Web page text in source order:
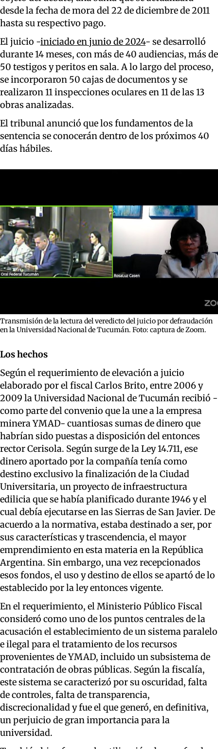
desde la fecha de mora del 22 de diciembre de 2011
hasta su respectivo pago.
El juicio -iniciado en junio de 2024- se desarrolló
durante 14 meses, con más de 40 audiencias, más de
50 testigos y peritos en sala. A lo largo del proceso,
se incorporaron 50 cajas de documentos y se
realizaron 11 inspecciones oculares en 11 de las 13
obras analizadas.
El tribunal anunció que los fundamentos de la
sentencia se conocerán dentro de los próximos 40
días hábiles.
Transmisión de la lectura del veredicto del juicio por defraudación
en la Universidad Nacional de Tucumán. Foto: captura de Zoom.
Los hechos
Según el requerimiento de elevación a juicio
elaborado por el fiscal Carlos Brito, entre 2006 y
2009 la Universidad Nacional de Tucumán recibió -
como parte del convenio que la une a la empresa
minera YMAD- cuantiosas sumas de dinero que
habrían sido puestas a disposición del entonces
rector Cerisola. Según surge de la Ley 14.711, ese
dinero aportado por la compañía tenía como
destino exclusivo la finalización de la Ciudad
Universitaria, un proyecto de infraestructura
edilicia que se había planificado durante 1946 y el
cual debía ejecutarse en las Sierras de San Javier. De
acuerdo a la normativa, estaba destinado a ser, por
sus características y trascendencia, el mayor
emprendimiento en esta materia en la República
Argentina. Sin embargo, una vez recepcionados
esos fondos, el uso y destino de ellos se apartó de lo
establecido por la ley entonces vigente.
En el requerimiento, el Ministerio Público Fiscal
consideró como uno de los puntos centrales de la
acusación el establecimiento de un sistema paralelo
e ilegal para el tratamiento de los recursos
provenientes de YMAD, incluido un subsistema de
contratación de obras públicas. Según la fiscalía,
este sistema se caracterizó por su oscuridad, falta
de controles, falta de transparencia,
discrecionalidad y fue el que generó, en definitiva,
un perjuicio de gran importancia para la
universidad.